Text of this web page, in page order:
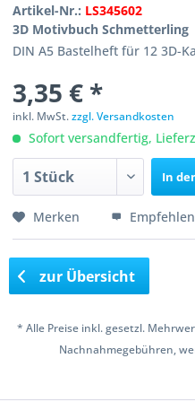
Artikel-Nr.: LS345602
3D Motivbuch Schmetterling
DIN A5 Bastelheft für 12 3D-
3,35 € *
inkl. MwSt.zzgl. Versandkosten
Sofort versandfertig,
In
Merken Empfehlen
zur Übersicht
* Alle Preise inkl. gesetzl.
Nachnahmegebühren,